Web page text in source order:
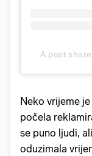
A post
Neko vrijeme
počela
se puno ljudi,
oduzimala